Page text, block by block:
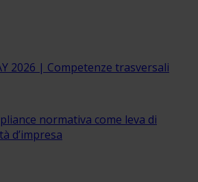
2026 | Competenze trasversali
normativa come leva di
d’impresa